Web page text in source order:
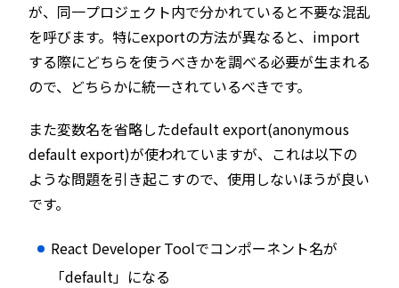
が、同一プロジェクト内で分かれていると不要な混乱
を呼びます。特にexportの方法が異なると、import
する際にどちらを使うべきかを調べる必要が生まれる
ので、どちらかに統一されているべきです。
また変数名を省略したdefault export(anonymous
default export)が使われていますが、これは以下の
ような問題を引き起こすので、使用しないほうが良い
です。
React Developer Toolでコンポーネント名が
「default」になる